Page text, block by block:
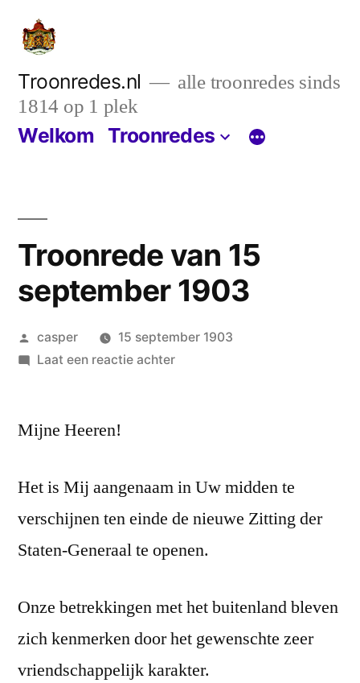
naar
inhoud
Troonredes.nl
alle troonredes sinds
1814 op 1 plek
Welkom Troonredes
Troonrede van 15
september 1903
Geplaatst
door
casper
15 september 1903
Laat een reactie achterop
Mijne Heeren!
Het is Mij aangenaam in Uw midden te
verschijnen ten einde de nieuwe Zitting der
Staten-Generaal te openen.
Onze betrekkingen met het buitenland bleven
zich kenmerken door het gewenschte zeer
vriendschappelijk karakter.